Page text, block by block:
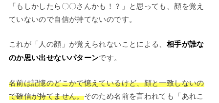
「もしかしたら〇〇さんかも！？」と思っても、顔を覚え
ていないので自信が持てないのです。
これが「人の顔」が覚えられないことによる、 相手が誰な
のか思い出せないパターンです。
名前は記憶のどこかで憶えているけど、顔と一致しないの
で確信が持てません。そのため名前を言われても「あれこ